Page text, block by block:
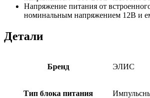
Напряжение питания от
номинальным напряжением 12В и
Детали
Бренд ЭЛИС
Тип блока питания